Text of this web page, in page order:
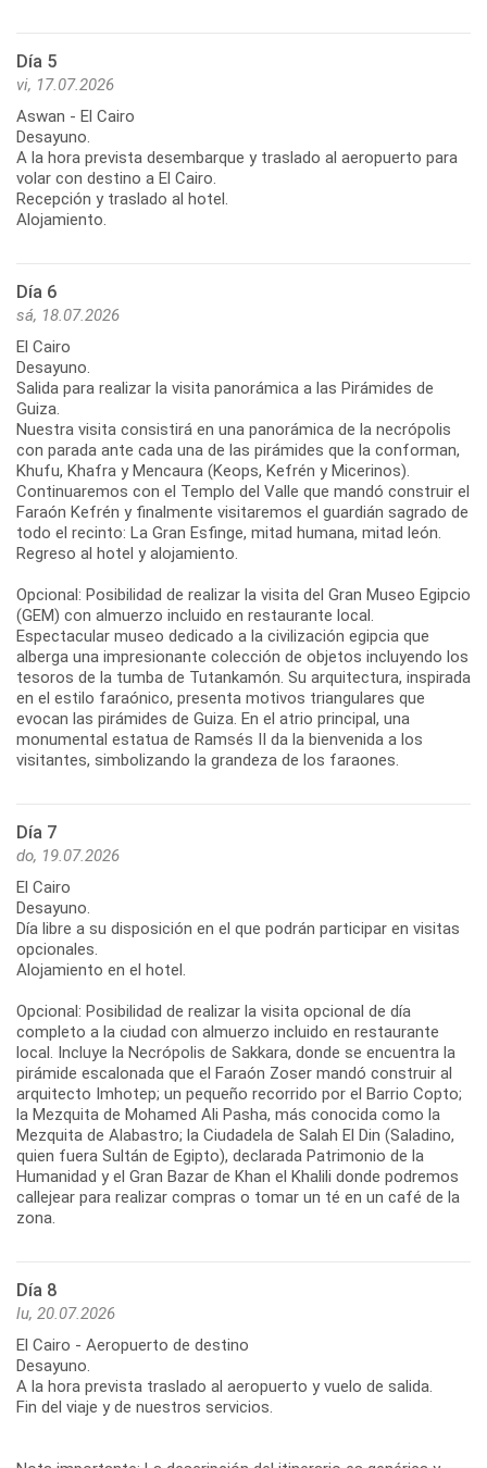
Día 5
vi, 17.07.2026
Aswan - El Cairo
Desayuno.
A la hora prevista desembarque y traslado al aeropuerto para
volar con destino a El Cairo.
Recepción y traslado al hotel.
Alojamiento.
Día 6
sá, 18.07.2026
El Cairo
Desayuno.
Salida para realizar la visita panorámica a las Pirámides de
Guiza.
Nuestra visita consistirá en una panorámica de la necrópolis
con parada ante cada una de las pirámides que la conforman,
Khufu, Khafra y Mencaura (Keops, Kefrén y Micerinos).
Continuaremos con el Templo del Valle que mandó construir el
Faraón Kefrén y finalmente visitaremos el guardián sagrado de
todo el recinto: La Gran Esfinge, mitad humana, mitad león.
Regreso al hotel y alojamiento.
Opcional: Posibilidad de realizar la visita del Gran Museo Egipcio
(GEM) con almuerzo incluido en restaurante local.
Espectacular museo dedicado a la civilización egipcia que
alberga una impresionante colección de objetos incluyendo los
tesoros de la tumba de Tutankamón. Su arquitectura, inspirada
en el estilo faraónico, presenta motivos triangulares que
evocan las pirámides de Guiza. En el atrio principal, una
monumental estatua de Ramsés II da la bienvenida a los
visitantes, simbolizando la grandeza de los faraones.
Día 7
do, 19.07.2026
El Cairo
Desayuno.
Día libre a su disposición en el que podrán participar en visitas
opcionales.
Alojamiento en el hotel.
Opcional: Posibilidad de realizar la visita opcional de día
completo a la ciudad con almuerzo incluido en restaurante
local. Incluye la Necrópolis de Sakkara, donde se encuentra la
pirámide escalonada que el Faraón Zoser mandó construir al
arquitecto Imhotep; un pequeño recorrido por el Barrio Copto;
la Mezquita de Mohamed Ali Pasha, más conocida como la
Mezquita de Alabastro; la Ciudadela de Salah El Din (Saladino,
quien fuera Sultán de Egipto), declarada Patrimonio de la
Humanidad y el Gran Bazar de Khan el Khalili donde podremos
callejear para realizar compras o tomar un té en un café de la
zona.
Día 8
lu, 20.07.2026
El Cairo - Aeropuerto de destino
Desayuno.
A la hora prevista traslado al aeropuerto y vuelo de salida.
Fin del viaje y de nuestros servicios.